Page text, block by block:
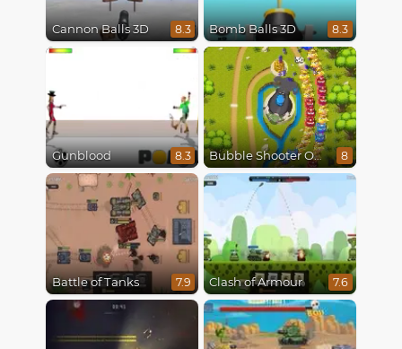
Cannon Balls 3D 8.3 Bomb Balls 3D 8.3
Gunblood 8.3 Bubble Shooter Online 8
Battle of Tanks 7.9 Clash of Armour 7.6